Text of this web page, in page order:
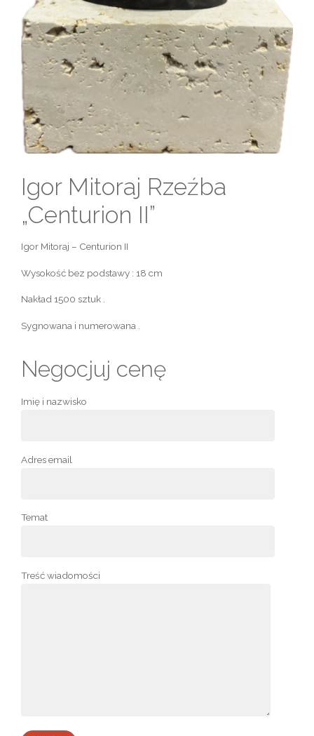
Igor Mitoraj Rzeźba
„Centurion II”
Igor Mitoraj – Centurion II
Wysokość bez podstawy : 18 cm
Nakład 1500 sztuk .
Sygnowana i numerowana .
Negocjuj cenę
Imię i nazwisko
Adres email
Temat
Treść wiadomości